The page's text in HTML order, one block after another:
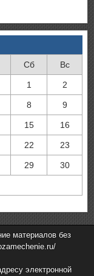
Сб Вс
1 2
8 9
15 16
22 23
29 30
материалов без
электронной